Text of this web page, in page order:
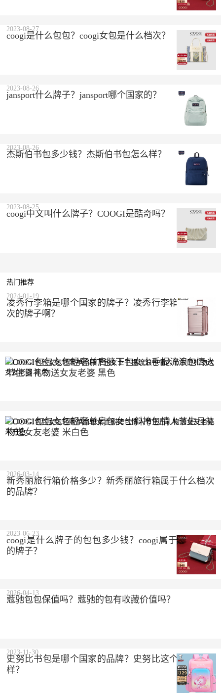
coogi是什么包包？coogi女包是什么档次？
2023-08-27
jansport什么牌子？jansport哪个国家的？
2023-08-26
杰斯伯书包多少钱？杰斯伯书包怎么样？
2023-08-26
coogi中文叫什么牌子？COOGI是酷奇吗？
2023-08-25
热门推荐
凌秀行李箱是哪个国家的牌子？凌秀行李箱是什么档
次的牌子啊？
2024-01-19
COOGI包包女包轻奢单肩腋下包女士手提流浪包情人
节生日礼物送女友老婆 黑色
COOGI包包女包轻奢单肩包女士斜挎包情人节生日礼
物送女友老婆 米白色
新秀丽旅行箱价格多少？新秀丽旅行箱属于什么档次
的品牌？
2026-03-14
coogi是什么牌子的包包多少钱？coogi属于什么档次
的牌子？
2023-06-23
蔻驰包包保值吗？蔻驰的包有收藏价值吗？
2026-04-13
史努比书包是哪个国家的品牌？史努比这个品牌怎么
样？
2023-11-30